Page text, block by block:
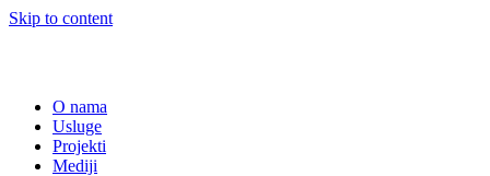
Skip to content
O nama
Usluge
Projekti
Mediji